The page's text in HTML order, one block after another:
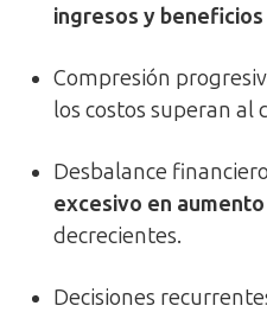
ingresos y beneficios
Compresión
los costos superan al
Desbalance
excesivo en aumento
decrecientes.
Decisiones